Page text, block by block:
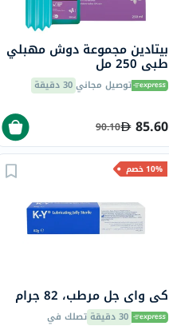
بيتادين مجموعة دوش مهبلي
طبي 250 مل
توصيل مجاني30 دقيقة
85.60
90.10
10% خصم
كي واي جل مرطب، 82 جرام
30 دقيقة تصلك في